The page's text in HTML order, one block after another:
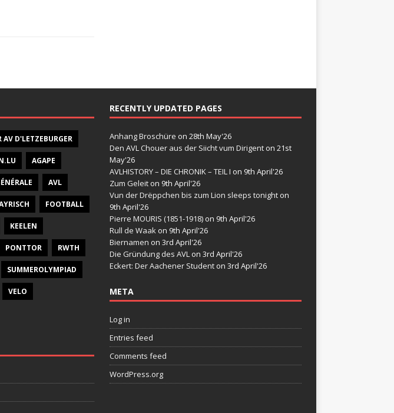
AV D'LETZEBURGER
AGAPE
AVL
FOOTBALL
KEELEN
PONTTOR RWTH
SUMMEROLYMPIAD
VELO
RECENTLY UPDATED PAGES
Anhang Broschüre on 28th May'26
Den AVL Chouer aus der Siicht vum Dirigenton 21st
May'26
AVLHISTORY – DIE CHRONIK – TEIL I on 9th April'26
Zum Geleiton 9th April'26
Vun der Drëppchen bis zum Lion sleeps tonighton
9th April'26
Pierre MOURIS (1851-1918)on 9th April'26
Rull de Waakon 9th April'26
Biernamen on 3rd April'26
Die Gründung des AVLon 3rd April'26
Eckert: Der Aachener Studenton 3rd April'26
META
Log in
Entries feed
Comments feed
WordPress.org